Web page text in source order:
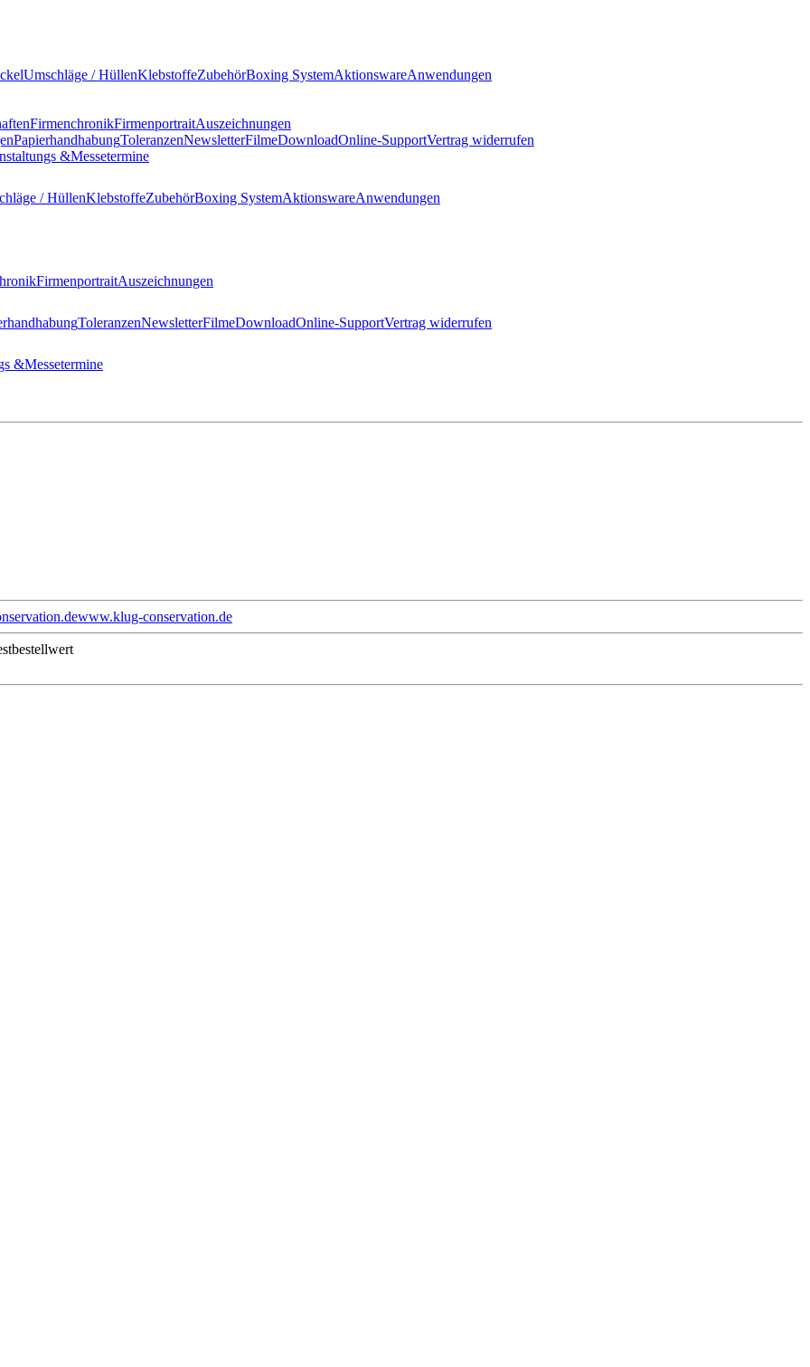
Umschläge / HüllenKlebstoffeZubehörBoxing SystemAktionswareAnwendungen
FirmenchronikFirmenportraitAuszeichnungen
PapierhandhabungToleranzenNewsletterFilmeDownloadOnline-SupportVertrag widerrufen
&Messetermine
/ HüllenKlebstoffeZubehörBoxing SystemAktionswareAnwendungen
FirmenportraitAuszeichnungen
ToleranzenNewsletterFilmeDownloadOnline-SupportVertrag widerrufen
&Messetermine
www.klug-conservation.de